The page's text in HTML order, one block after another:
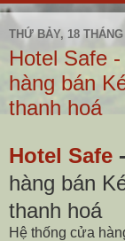
THỨ BẢY, 18
Hotel Safe
hàng bán
thanh hoá
Hotel Safe -
hàng bán
thanh hoá
Hệ thống cửa